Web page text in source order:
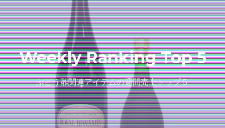
Weekly Ranking Top 5
ぶどう酢関連アイテムの週間売上トップ５